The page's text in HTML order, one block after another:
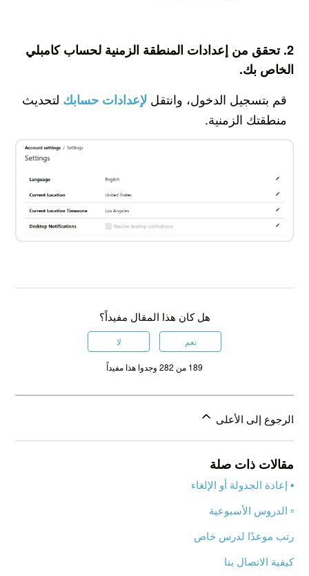
2. تحقق من إعدادات المنطقة الزمنية لحساب كامبلي
الخاص بك.
قم بتسجيل الدخول، وانتقل لإعدادات حسابك لتحديث
منطقتك الزمنية.
هل كان هذا المقال مفيداً؟
نعم لا
189 من 282 وجدوا هذا مفيداً
الرجوع إلى الأعلى
مقالات ذات صلة
▪️ إعادة الجدولة أو الإلغاء
▫️ الدروس الأسبوعية
رتب موعدًا لدرس خاص
كيفية الاتصال بنا